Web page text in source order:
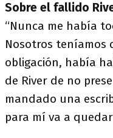
Sobre el fallido
“Nunca me había
Nosotros teníamos
obligación, había
de River de no
mandado una
para mí va a